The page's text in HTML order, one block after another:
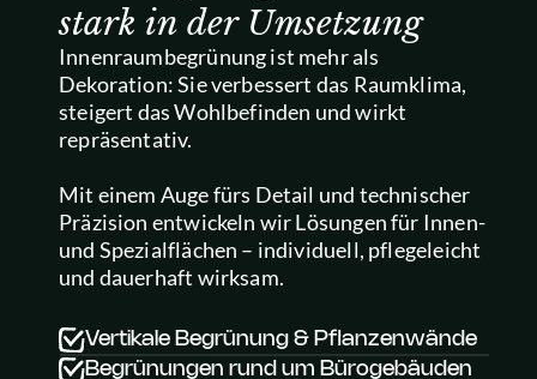
stark in der Umsetzung
Innenraumbegrünung ist mehr als
Dekoration: Sie verbessert das Raumklima,
steigert das Wohlbefinden und wirkt
repräsentativ.
Mit einem Auge fürs Detail und technischer
Präzision entwickeln wir Lösungen für Innen-
und Spezialflächen – individuell, pflegeleicht
und dauerhaft wirksam.
Vertikale Begrünung & Pflanzenwände
Begrünungen rund um Bürogebäuden